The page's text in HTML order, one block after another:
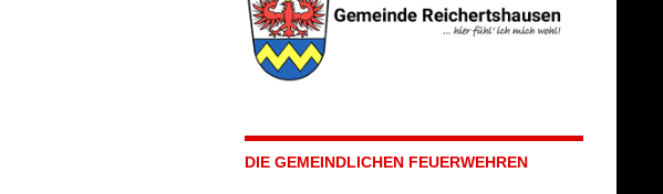
DIE GEMEINDLICHEN FEUERWEHREN